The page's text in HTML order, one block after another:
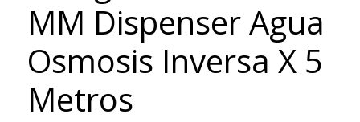
MM Dispenser Agua
Osmosis Inversa X 5
Metros